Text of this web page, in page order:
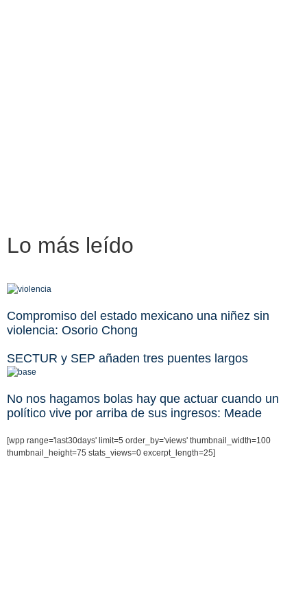
Lo más leído
Compromiso del estado mexicano una niñez sin
violencia: Osorio Chong
SECTUR y SEP añaden tres puentes largos
No nos hagamos bolas hay que actuar cuando un
político vive por arriba de sus ingresos: Meade
[wpp range='last30days' limit=5 order_by='views' thumbnail_width=100
thumbnail_height=75 stats_views=0 excerpt_length=25]